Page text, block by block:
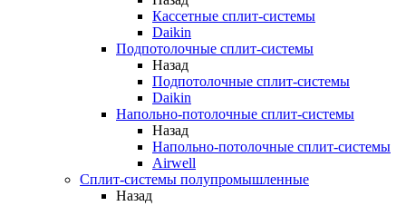
Кассетные сплит-системы
Daikin
Подпотолочные сплит-системы
Назад
Подпотолочные сплит-системы
Daikin
Напольно-потолочные сплит-системы
Назад
Напольно-потолочные сплит-системы
Airwell
Сплит-системы полупромышленные
Назад